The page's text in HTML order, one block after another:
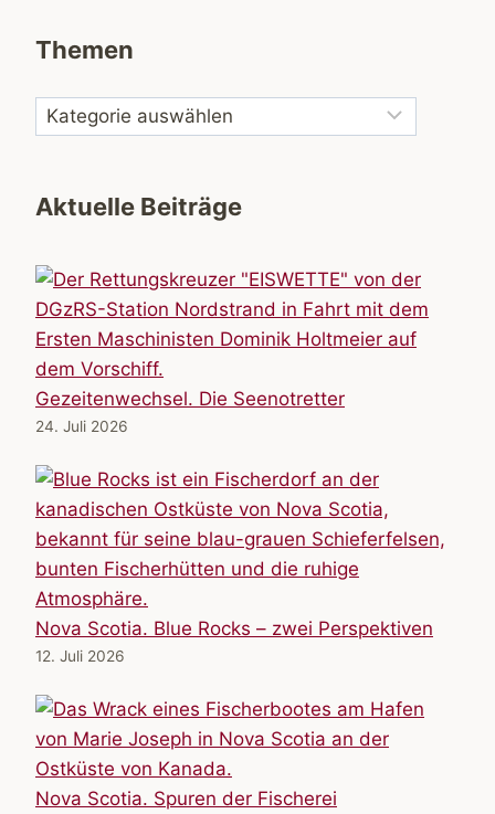
Themen
Aktuelle Beiträge
Gezeitenwechsel. Die Seenotretter
24. Juli 2026
Nova Scotia. Blue Rocks – zwei Perspektiven
12. Juli 2026
Nova Scotia. Spuren der Fischerei